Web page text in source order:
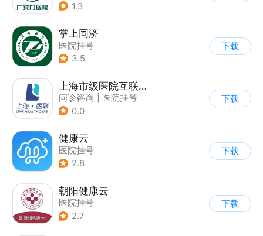
1.3
掌上同济
医院挂号
3.5
下载
上海市级医院互联网总平台
问诊咨询
医院挂号
| 运动社区
0.0
下载
健康云
医院挂号
2.8
下载
朝阳健康云
医院挂号
2.7
下载